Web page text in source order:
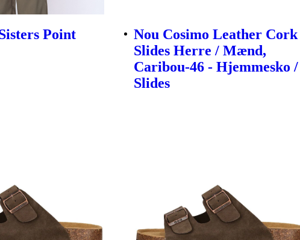
Point
Nou Cosimo Leather Cork
Slides Herre / Mænd,
Caribou-46 - Hjemmesko /
Slides